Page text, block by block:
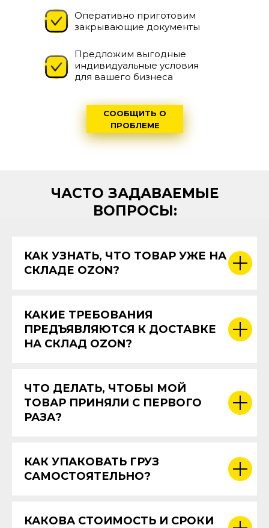
Оперативно приготовим
закрывающие документы
Предложим выгодные
индивидуальные условия
для вашего бизнеса
СООБЩИТЬ О
ПРОБЛЕМЕ
Выбирая нас в качестве партнера по грузоперевозкам на
Сегодня 95% наших заказов поступает от селлеров, которые
ЧАСТО ЗАДАВАЕМЫЕ
ВОПРОСЫ:
КАК УЗНАТЬ, ЧТО ТОВАР УЖЕ НА
СКЛАДЕ OZON?
КАКИЕ ТРЕБОВАНИЯ
ПРЕДЪЯВЛЯЮТСЯ К ДОСТАВКЕ
НА СКЛАД OZON?
ЧТО ДЕЛАТЬ, ЧТОБЫ МОЙ
ТОВАР ПРИНЯЛИ С ПЕРВОГО
РАЗА?
КАК УПАКОВАТЬ ГРУЗ
САМОСТОЯТЕЛЬНО?
КАКОВА СТОИМОСТЬ И СРОКИ